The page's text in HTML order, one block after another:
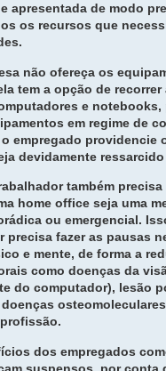
apresentada de modo
os recursos que
não ofereça os
tem a opção de
e notebooks,
em regime de
empregado providencie
devidamente
também precisa
home office seja uma
ou emergencial.
precisa fazer as pausas
e mente, de forma a
como doenças da
do computador), lesão
dos empregados
suspensos, por conta